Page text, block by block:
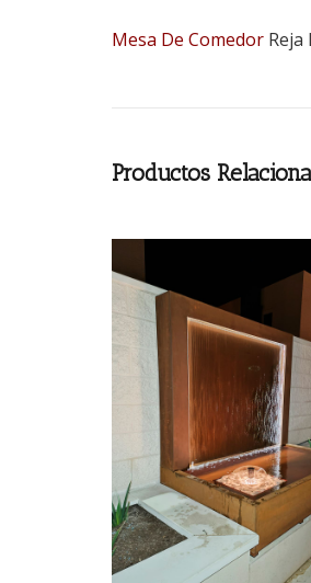
Mesa De Comedor Reja
Productos